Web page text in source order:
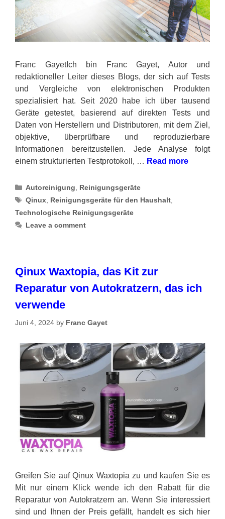
Franc GayetIch bin Franc Gayet, Autor und
redaktioneller Leiter dieses Blogs, der sich auf Tests
und Vergleiche von elektronischen Produkten
spezialisiert hat. Seit 2020 habe ich über tausend
Geräte getestet, basierend auf direkten Tests und
Daten von Herstellern und Distributoren, mit dem Ziel,
objektive, überprüfbare und reproduzierbare
Informationen bereitzustellen. Jede Analyse folgt
einem strukturierten Testprotokoll, … Read more
Categories
Autoreinigung, Reinigungsgeräte
Tags
Qinux, Reinigungsgeräte für den Haushalt,
Technologische Reinigungsgeräte
Leave a comment
Qinux Waxtopia, das Kit zur
Reparatur von Autokratzern, das ich
verwende
Juni 4, 2024 by Franc Gayet
Greifen Sie auf Qinux Waxtopia zu und kaufen Sie es
Mit nur einem Klick wende ich den Rabatt für die
Reparatur von Autokratzern an. Wenn Sie interessiert
sind und Ihnen der Preis gefällt, handelt es sich hier